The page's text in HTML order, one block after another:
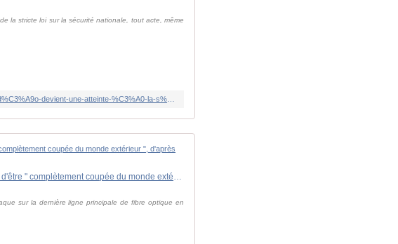
la stricte loi sur la sécurité nationale, tout acte, même
En direct, guerre à Gaza : après une attaque sur une ligne de fibre optique, l'enclave risque d'être " complètement coupée du monde extérieur ", d'après l'Autorité palestinienne
sur la dernière ligne principale de fibre optique en